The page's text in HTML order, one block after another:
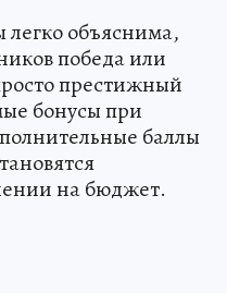
объяснима,
победа или
престижный
бонусы при
баллы
на бюджет.